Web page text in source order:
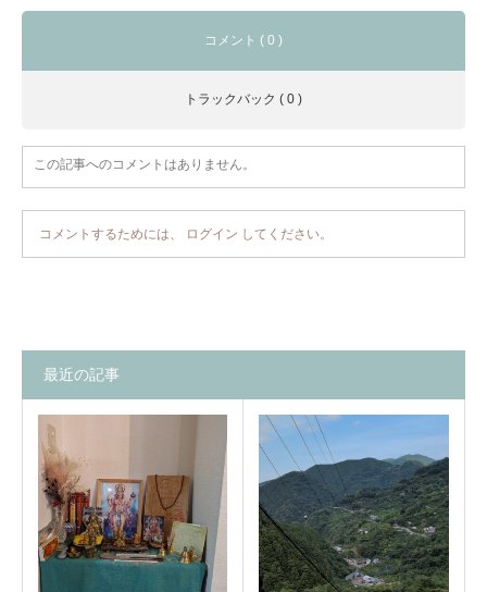
コメント ( 0 )
トラックバック ( 0 )
この記事へのコメントはありません。
コメントするためには、 ログイン してください。
最近の記事